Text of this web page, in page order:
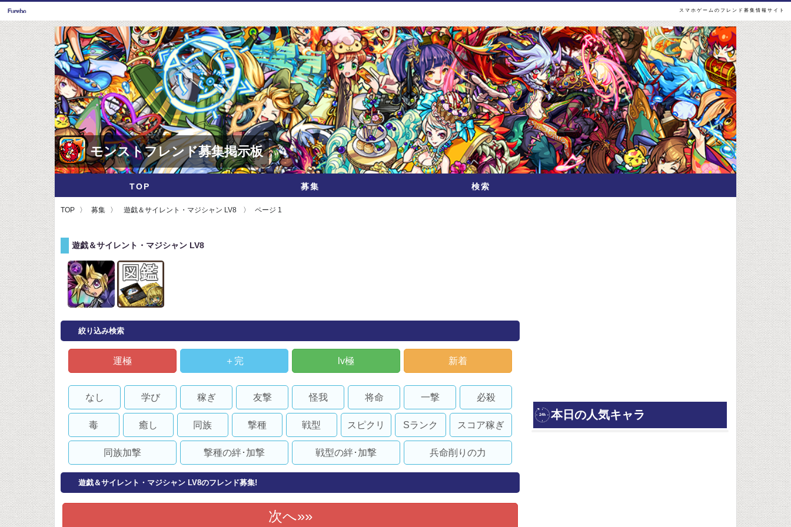
スマホゲームのフレンド募集情報サイト
モンストフレンド募集掲示板
TOP 募集 検索
TOP 募集 遊戯＆サイレント・マジシャン LV8 ページ 1
遊戯＆サイレント・マジシャン LV8
絞り込み検索
運極 ＋完 lv極 新着
なし 学び 稼ぎ 友撃 怪我 将命 一撃 必殺
毒 癒し 同族 撃種 戦型 スピクリ Sランク スコア稼ぎ
同族加撃 撃種の絆･加撃 戦型の絆･加撃 兵命削りの力
遊戯＆サイレント・マジシャン LV8のフレンド募集!
次へ»